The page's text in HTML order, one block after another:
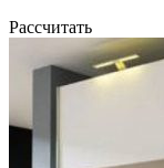
Рассчитать